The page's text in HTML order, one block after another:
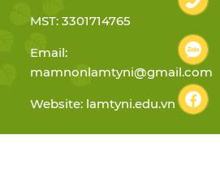
MST: 3301714765
Email:
mamnonlamtyni@gmail.com
Website: lamtyni.edu.vn